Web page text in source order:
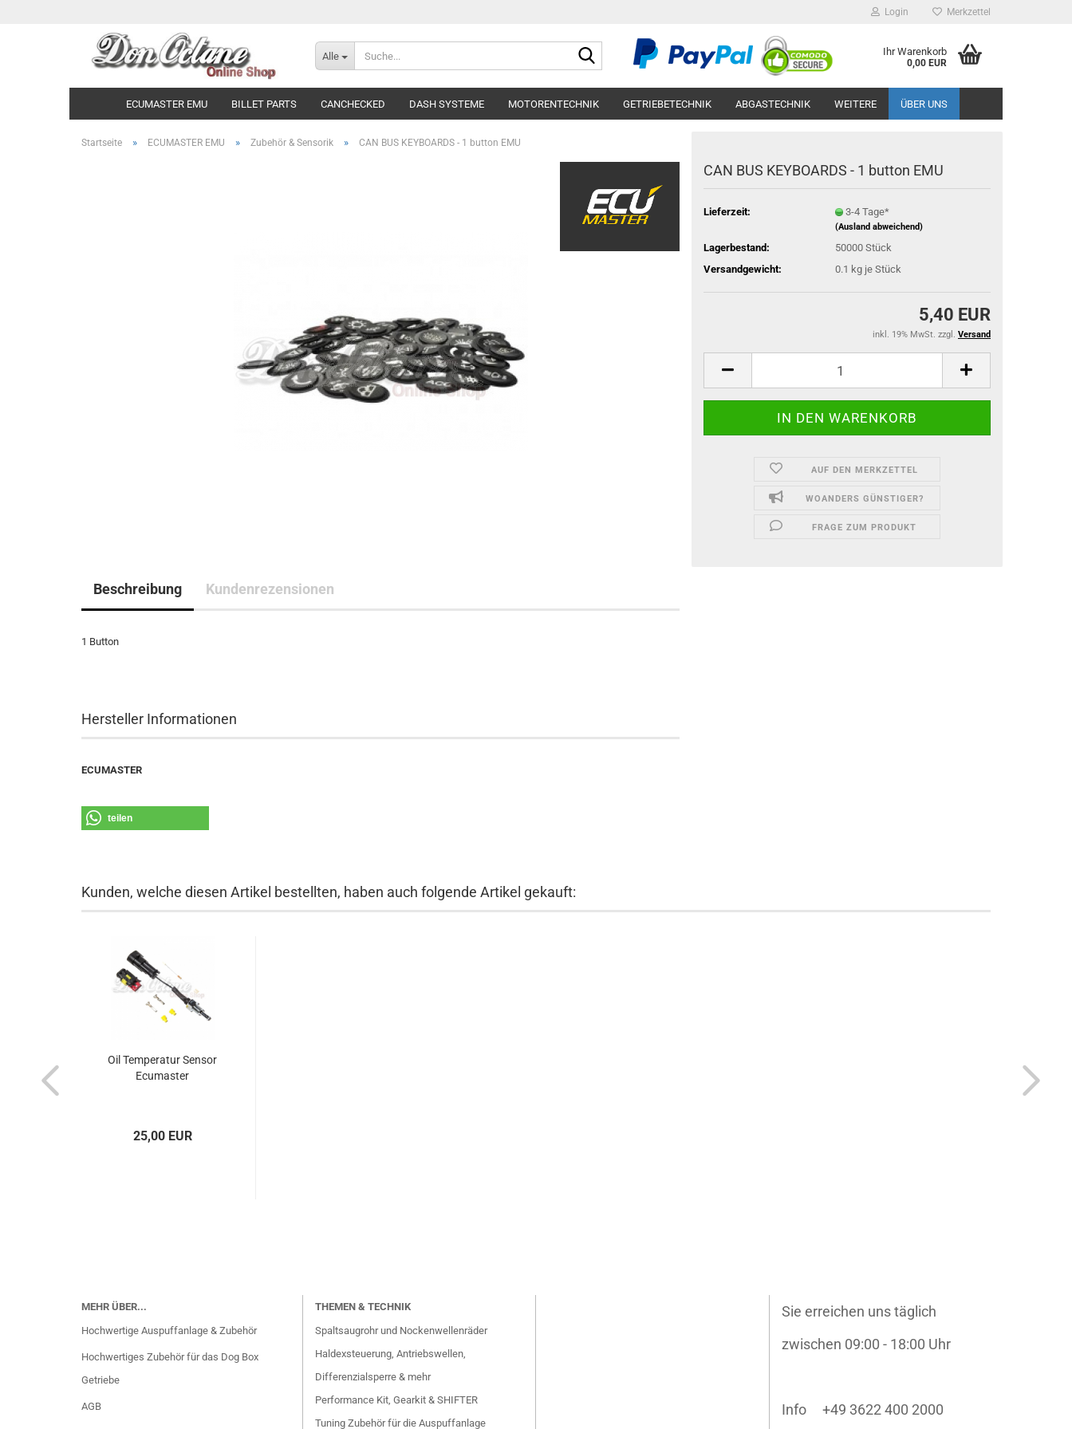
Login Merkzettel
Alle
Suche... Ihr Warenkorb
0,00 EUR
ECUMASTER EMU BILLET PARTS CANCHECKED DASH SYSTEME MOTORENTECHNIK GETRIEBETECHNIK ABGASTECHNIK ÜBER UNS
WEITERE
Startseite » ECUMASTER EMU » Zubehör & Sensorik » CAN BUS KEYBOARDS - 1 button EMU
CAN BUS KEY­BOARDS - 1 but­ton EMU
Lieferzeit: 3-4 Tage*
(Ausland abweichend)
Lagerbestand: 50000 Stück
Versandgewicht:
0.1 kg je Stück
5,40 EUR
inkl. 19% MwSt. zzgl. Versand
AUF DEN MERKZETTEL
WOANDERS GÜNSTIGER?
FRAGE ZUM PRODUKT
Beschreibung Kundenrezensionen
1 Button
Hersteller Informationen
ECUMASTER
teilen
Kunden, welche diesen Artikel bestellten, haben auch folgende Artikel gekauft:
Oil Tem­pe­ra­tur Sen­sor
Ecu­mas­ter
25,00 EUR
MEHR ÜBER...
Hochwertige Auspuffanlage & Zubehör
Hochwertiges Zubehör für das Dog Box
Getriebe
AGB
THEMEN & TECHNIK
Spaltsaugrohr und Nockenwellenräder
Haldexsteuerung, Antriebswellen,
Differenzialsperre & mehr
Performance Kit, Gearkit & SHIFTER
Tuning Zubehör für die Auspuffanlage
Sie erreichen uns täglich
zwischen 09:00 - 18:00 Uhr
Info +49 3622 400 2000